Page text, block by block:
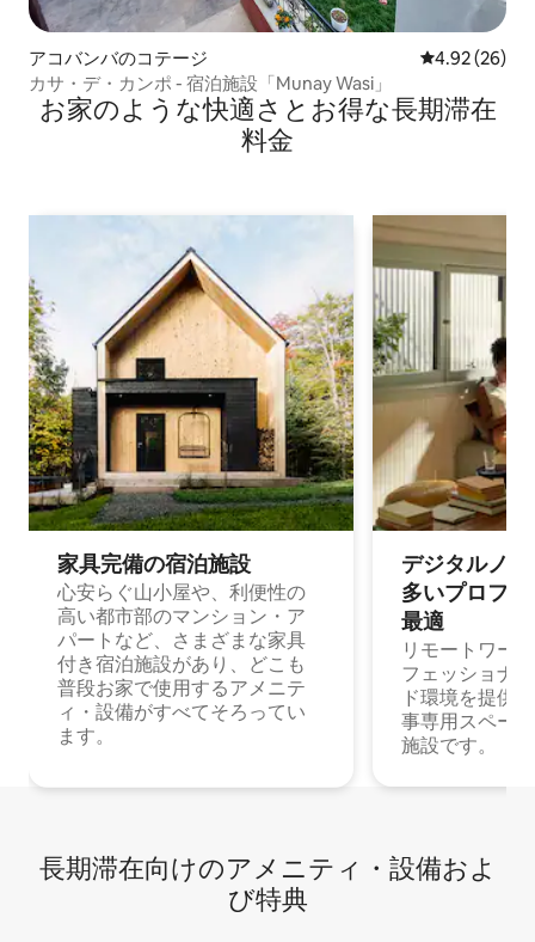
アコバンバのコテージ レビュー26
4.92 (26)
カサ・デ・カンポ - 宿泊施設「Munay Wasi」
お家のような快⁠適⁠さ⁠とお⁠得⁠な長⁠期⁠滞⁠在
料⁠金
家具完備の宿⁠泊⁠施⁠設
心安らぐ山小屋や、利便性の
高い都市部のマンション・ア
パートなど、さまざまな家具
付き宿泊施設があり、どこも
普段お家で使用するアメニテ
ィ・設備がすべてそろってい
ます。
デジタルノ
多⁠いプ⁠ロ⁠フ⁠
最⁠適
リモートワー
フェッショナ
ド環境を提供
事専用スペー
施設です。
長期滞在向け⁠のア⁠メ⁠ニ⁠テ⁠ィ⁠・設⁠備⁠およ
び特⁠典